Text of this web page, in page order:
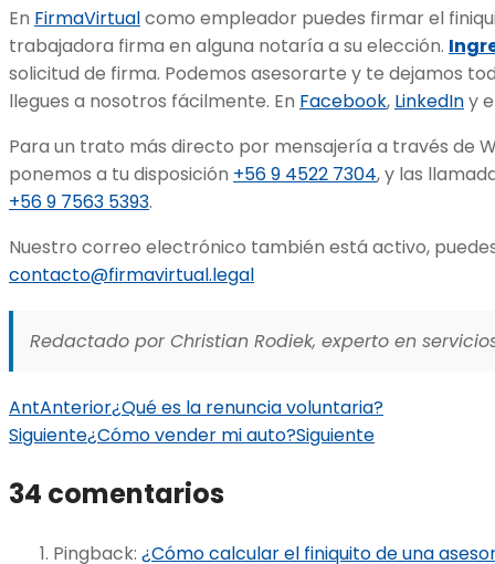
En FirmaVirtualcomo empleador puedes firmar el
trabajadora firma en alguna notaría a su elección.
solicitud de firma. Podemos asesorarte y te dejamos
llegues a nosotros fácilmente. En Facebook, LinkedIny
Para un trato más directo por mensajería a través de
ponemos a tu disposición +56 9 4522 7304, y las
+56 9 7563 5393.
Nuestro correo electrónico también está activo,
contacto@firmavirtual.legal
Redactado por Christian Rodiek, experto en
AntAnterior¿Qué es la renuncia voluntaria?
Siguiente¿Cómo vender mi auto?Siguiente
34 comentarios
Pingback: ¿Cómo calcular el finiquito de una